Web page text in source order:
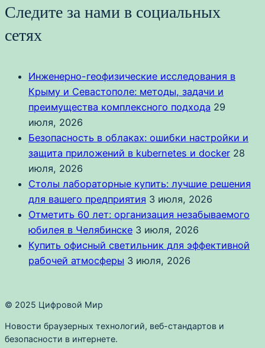
Следите за нами в социальных
сетях
Инженерно-геофизические исследования в
Крыму и Севастополе: методы, задачи и
преимущества комплексного подхода 29
июля, 2026
Безопасность в облаках: ошибки настройки и
защита приложений в kubernetes и docker 28
июля, 2026
Столы лабораторные купить: лучшие решения
для вашего предприятия 3 июля, 2026
Отметить 60 лет: организация незабываемого
юбилея в Челябинске 3 июля, 2026
Купить офисный светильник для эффективной
рабочей атмосферы 3 июля, 2026
© 2025 Цифровой Мир
Новости браузерных технологий, веб-стандартов и
безопасности в интернете.